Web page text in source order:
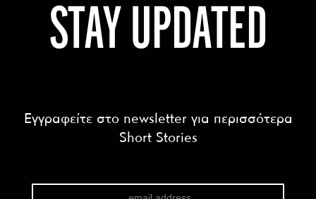
STAY UPDATED
Εγγραφείτε στο newsletter για περισσότερα
Short Stories